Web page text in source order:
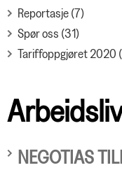
Reportasje (7)
Spør oss (31)
Tariffoppgjøret 2020
NEGOTIAS